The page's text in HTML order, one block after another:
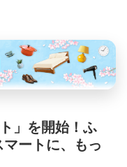
」を開始！ふ
ートに、もっ